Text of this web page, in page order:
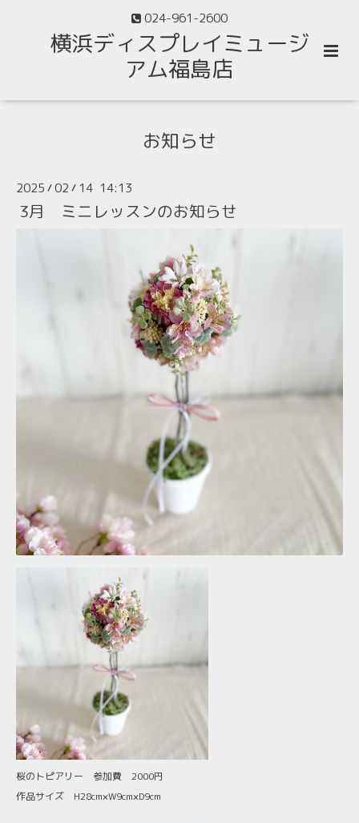
024-961-2600
横浜ディスプレイミュージ
アム福島店
お知らせ
2025 /02 / 14 14:13
3月 ミニレッスンのお知らせ
桜のトピアリー 参加費 2000円
作品サイズ H28cm×W9cm×D9cm